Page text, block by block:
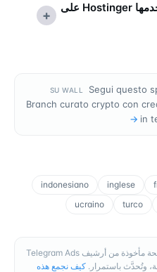
ما صيغ الإعلانات التي تستخدمها Hostinger على
+
SU WALL
Segui questo
Branch curato crypto con
in
→
inglese
indonesiano
turco
ucraino
الأرقام في هذه الصفحة مأخوذة من أرشيف Telegram Ads
كيف نجمع هذه